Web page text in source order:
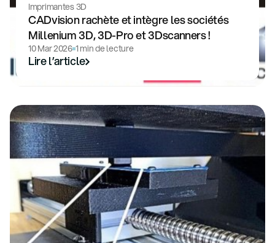
Imprimantes 3D
CADvision rachète et intègre les sociétés
Millenium 3D, 3D-Pro et 3Dscanners !
10 Mar 2026 1 min de lecture
Lire l’article